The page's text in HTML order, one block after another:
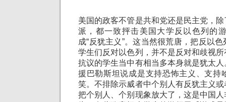
美国的政客不管是共和党还是民主党，
派，都一致抨击美国大学反以色列的
成“反犹主义”。这当然很荒唐，把反以
学生们反对以色列，并不是反对和歧视
抗议的学生当中有相当多本身就是犹太
援巴勒斯坦说成是支持恐怖主义、支持
笑。不排除示威者中个别人有反犹主义
把个别人、个别现象放大了，这是中国